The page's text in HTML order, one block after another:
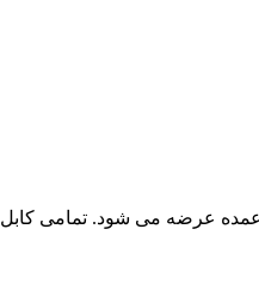
فاز به مشتریان به قیمت فروش عمده